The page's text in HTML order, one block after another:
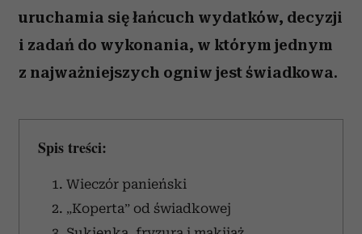
uruchamia się łańcuch wydatków, decyzji
i zadań do wykonania, w którym jednym
z najważniejszych ogniw jest świadkowa.
Spis treści:
1. Wieczór panieński
2. „Koperta” od świadkowej